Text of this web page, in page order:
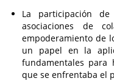
La participación
asociaciones de
empoderamiento de
un papel en la
fundamentales
que se enfrentaba el